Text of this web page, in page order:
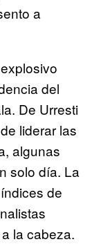
a
del
De Urresti
liderar las
algunas
solo día. La
de
la cabeza.